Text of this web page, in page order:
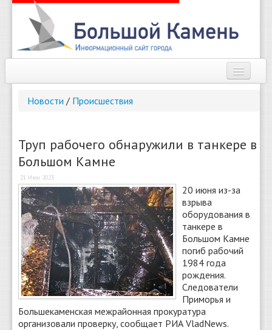
Справочник
Погода
О сайте
Найти
Новости / Происшествия
Труп рабочего обнаружили в танкере в
Большом Камне
21 Июн 2023
20 июня из-за
взрыва
оборудования в
танкере в
Большом Камне
погиб рабочий
1984 года
рождения.
Следователи
Приморья и
Большекаменская межрайонная прокуратура
организовали проверку, сообщает РИА VladNews.